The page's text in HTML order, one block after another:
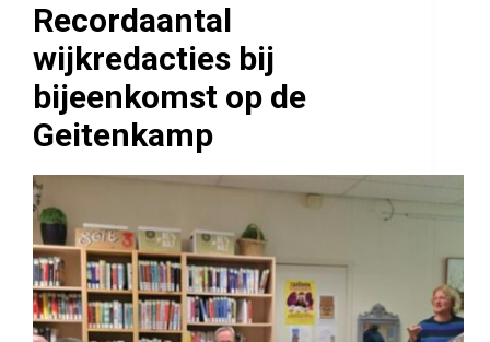
Recordaantal
wijkredacties bij
bijeenkomst op de
Geitenkamp